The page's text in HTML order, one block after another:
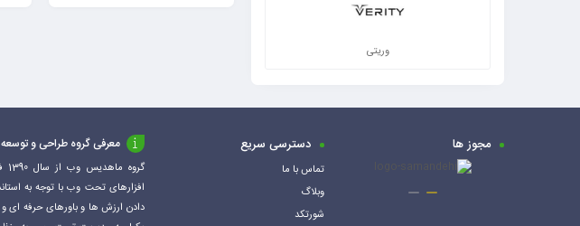
وریتی
مجوز ها دسترسی سریع
تماس با ما
وبلاگ
شورتکد
معرفی گروه طراحی و توسعه
افزارهای تحت وب با توجه به
دادن ارزش ها و باورهای حرفه ای